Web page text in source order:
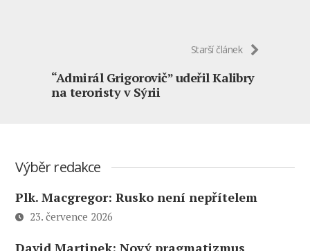
Starší článek
“Admirál Grigorovič” udeřil Kalibry
na teroristy v Sýrii
Výběr redakce
Plk. Macgregor: Rusko není nepřítelem
23. července 2026
David Martinek: Nový pragmatizmus